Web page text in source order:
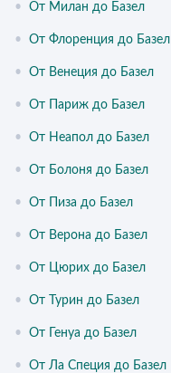
• От Милан до Базел
• От Флоренция до Базел
• От Венеция до Базел
• От Париж до Базел
• От Неапол до Базел
• От Болоня до Базел
• От Пиза до Базел
• От Верона до Базел
• От Цюрих до Базел
• От Турин до Базел
• От Генуа до Базел
• От Ла Специя до Базел